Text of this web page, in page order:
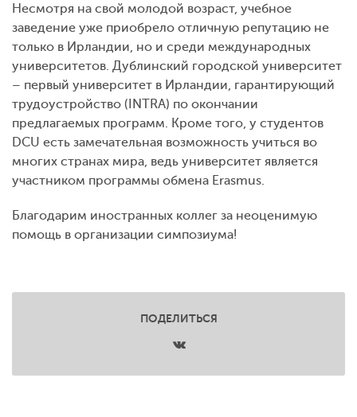
Несмотря на свой молодой возраст, учебное
заведение уже приобрело отличную репутацию не
только в Ирландии, но и среди международных
университетов. Дублинский городской университет
– первый университет в Ирландии, гарантирующий
трудоустройство (INTRA) по окончании
предлагаемых программ. Кроме того, у студентов
DCU есть замечательная возможность учиться во
многих странах мира, ведь университет является
участником программы обмена Erasmus.
Благодарим иностранных коллег за неоценимую
помощь в организации симпозиума!
ПОДЕЛИТЬСЯ